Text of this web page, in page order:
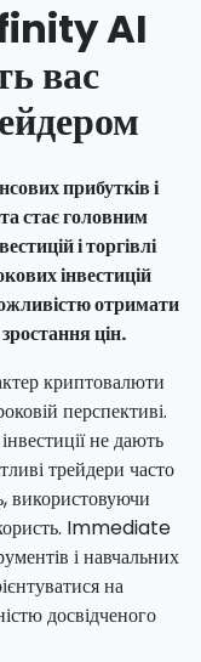
AI
вас
прибутків і
стає головним
і торгівлі
інвестицій
отримати
цін.
криптовалюти
перспективі.
не дають
трейдери часто
використовуючи
Immediate
і навчальних
на
досвідченого